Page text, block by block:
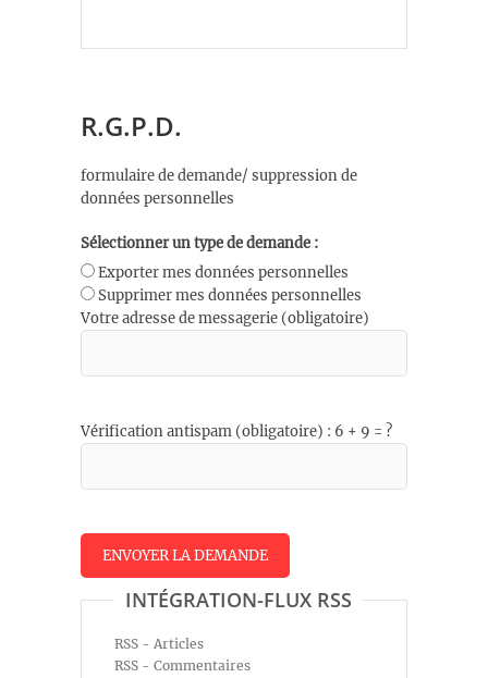
R.G.P.D.
formulaire de demande/ suppression de
données personnelles
Sélectionner un type de demande :
Exporter mes données personnelles
Supprimer mes données personnelles
Votre adresse de messagerie (obligatoire)
Vérification antispam (obligatoire) : 6 + 9 = ?
INTÉGRATION-FLUX RSS
RSS - Articles
RSS - Commentaires